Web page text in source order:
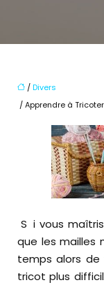
/Divers
/ Apprendre à
Si vous maîtrisez les principaux points de tricot et
que les mailles
temps alors de
tricot plus